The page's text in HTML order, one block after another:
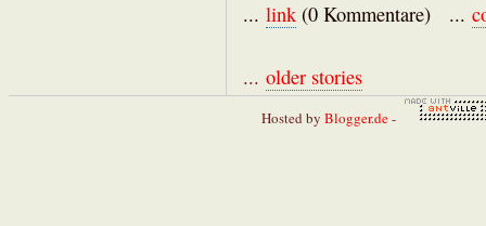
... link(0 Kommentare) ...
... older stories
Hosted by Blogger.de-